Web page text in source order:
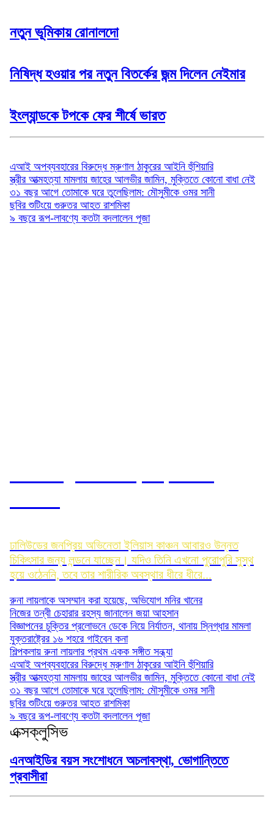
নতুন ভূমিকায় রোনালদো
নিষিদ্ধ হওয়ার পর নতুন বিতর্কের জন্ম দিলেন নেইমার
ইংল্যান্ডকে টপকে ফের শীর্ষে ভারত
এআই অপব্যবহারের বিরুদ্ধে ম্রুণাল ঠাকুরের আইনি হুঁশিয়ারি
স্ত্রীর আত্মহত্যা মামলায় জাহের আলভীর জামিন, মুক্তিতে কোনো বাধা নেই
৩১ বছর আগে তোমাকে ঘরে তুলেছিলাম: মৌসুমীকে ওমর সানী
ছবির শুটিংয়ে গুরুতর আহত রাশমিকা
৯ বছরে রূপ-লাবণ্যে কতটা বদলালেন পূজা
ঢালিউডের জনপ্রিয় অভিনেতা ইলিয়াস কাঞ্চন আবারও উন্নত
চিকিৎসার জন্য লন্ডনে যাচ্ছেন। যদিও তিনি এখনো পুরোপুরি সুস্থ
হয়ে ওঠেননি, তবে তার শারীরিক অবস্থার ধীরে ধীরে...
রুনা লায়লাকে অসম্মান করা হয়েছে, অভিযোগ মনির খানের
নিজের তন্বী চেহারার রহস্য জানালেন জয়া আহসান
বিজ্ঞাপনের চুক্তির প্রলোভনে ডেকে নিয়ে নির্যাতন, থানায় স্নিগ্ধার মামলা
যুক্তরাষ্ট্রের ১৬ শহরে গাইবেন কনা
শিল্পকলায় রুনা লায়লার প্রথম একক সঙ্গীত সন্ধ্যা
এআই অপব্যবহারের বিরুদ্ধে ম্রুণাল ঠাকুরের আইনি হুঁশিয়ারি
স্ত্রীর আত্মহত্যা মামলায় জাহের আলভীর জামিন, মুক্তিতে কোনো বাধা নেই
৩১ বছর আগে তোমাকে ঘরে তুলেছিলাম: মৌসুমীকে ওমর সানী
ছবির শুটিংয়ে গুরুতর আহত রাশমিকা
৯ বছরে রূপ-লাবণ্যে কতটা বদলালেন পূজা
এক্সক্লুসিভ
এনআইডির বয়স সংশোধনে অচলাবস্থা, ভোগান্তিতে
প্রবাসীরা